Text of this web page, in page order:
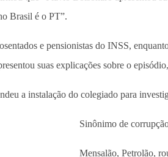
Brasil é o PT”.
e pensionistas do INSS,
suas explicações sobre o
a instalação do colegiado para
Sinônimo de
Mensalão, Petrolão,